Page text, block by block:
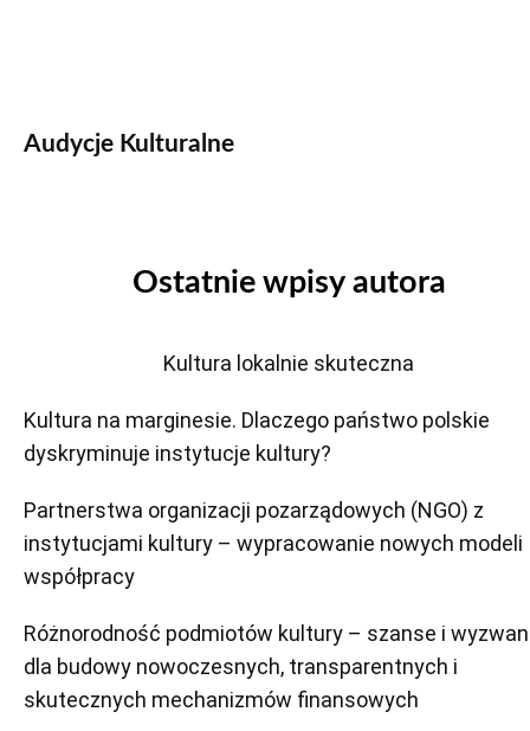
Audycje Kulturalne
Ostatnie wpisy autora
Kultura lokalnie skuteczna
Kultura na marginesie. Dlaczego państwo polskie
dyskryminuje instytucje kultury?
Partnerstwa organizacji pozarządowych (NGO) z
instytucjami kultury – wypracowanie nowych modeli
współpracy
Różnorodność podmiotów kultury – szanse i
dla budowy nowoczesnych, transparentnych i
skutecznych mechanizmów finansowych